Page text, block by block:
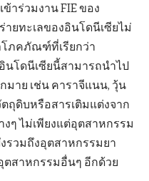
าร่วมงาน FIE ของ
ยทะเลของอินโดนีเซียไม่
โภคภัณฑ์ที่เรียกว่า
นโดนีเซียนี้สามารถนำไป
าย เช่น คาราจีแนน, วุ้น
ถุดิบหรือสารเติมแต่งจาก
ๆ ไม่เพียงแต่อุตสาหกรรม
รวมถึงอุตสาหกรรมยา
ตสาหกรรมอื่นๆ อีกด้วย